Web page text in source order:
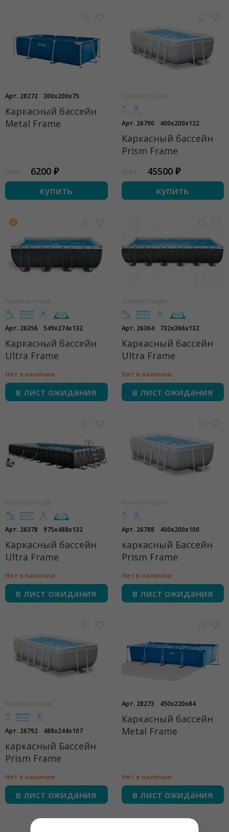
Арт. 28272 300x200x75
Каркасный бассейн
Metal Frame
6200 ₽
купить
Арт. 26790 400x200x122
Каркасный бассейн
Prism Frame
45500 ₽
купить
Арт. 26356 549x274x132
Каркасный бассейн
Ultra Frame
Нет в наличии
в лист ожидания
Арт. 26364 732x366x132
Каркасный бассейн
Ultra Frame
Нет в наличии
в лист ожидания
Арт. 26378 975x488x132
Каркасный бассейн
Ultra Frame
Нет в наличии
в лист ожидания
Арт. 26788 400x200x100
каркасный Бассейн
Prism Frame
Нет в наличии
в лист ожидания
Арт. 26792 488x244x107
каркасный Бассейн
Prism Frame
Нет в наличии
в лист ожидания
Арт. 28273 450x220x84
Каркасный бассейн
Metal Frame
Нет в наличии
в лист ожидания